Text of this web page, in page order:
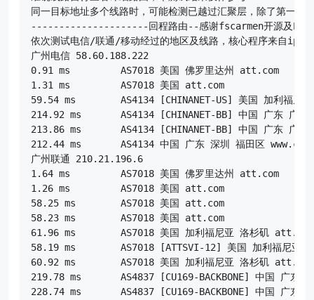
同一目标地址多个线路时，可能检测已越过汇聚层，除了第一个
---------------------回程路由--感谢fscarmen开源
依次测试电信/联通/移动经过的地区及线路，核心程序来自
广州电信 58.60.188.222
0.91 ms         AS7018 美国 佛罗里达州 att.com
1.31 ms         AS7018 美国 att.com
59.54 ms        AS4134 [CHINANET-US] 美国 加利福尼
214.92 ms       AS4134 [CHINANET-BB] 中国 广东 广州
213.86 ms       AS4134 [CHINANET-BB] 中国 广东 广州
212.44 ms       AS4134 中国 广东 深圳 福田区
广州联通 210.21.196.6
1.64 ms         AS7018 美国 佛罗里达州 att.com
1.26 ms         AS7018 美国 att.com
58.25 ms        AS7018 美国 att.com
58.23 ms        AS7018 美国 att.com
61.96 ms        AS7018 美国 加利福尼亚 洛杉矶 att.com
58.19 ms        AS7018 [ATTSVI-12] 美国 加利福尼亚
60.92 ms        AS7018 美国 加利福尼亚 洛杉矶 att.com
219.78 ms       AS4837 [CU169-BACKBONE] 中国 广东
228.74 ms       AS4837 [CU169-BACKBONE] 中国 广东